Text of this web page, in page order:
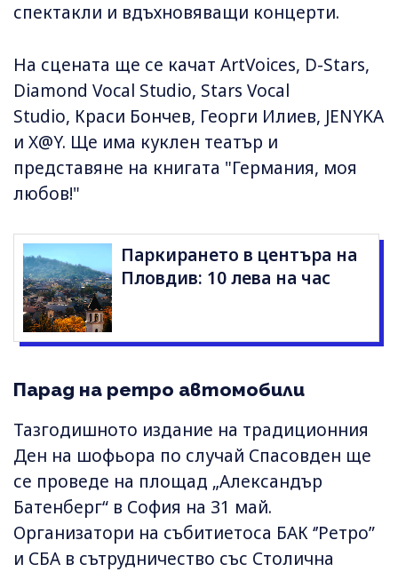
спектакли и вдъхновяващи концерти.
На сцената ще се качат ArtVoices, D-Stars,
Diamond Vocal Studio, Stars Vocal
Studio, Краси Бончев, Георги Илиев, JENYKA
и X@Y. Ще има куклен театър и
представяне на книгата "Германия, моя
любов!"
Паркирането в центъра на
Пловдив: 10 лева на час
Парад на ретро автомобили
Тазгодишното издание на традиционния
Ден на шофьора по случай Спасовден ще
се проведе на площад „Александър
Батенберг“ в София на 31 май.
Организатори на събитиетоса БАК ‘’Ретро”
и СБА в сътрудничество със Столична